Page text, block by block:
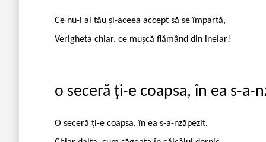
Ce nu-i al tău și-aceea accept să se împartă,
Verigheta chiar, ce mușcă flămând din inelar!
o seceră ți-e coapsa, în ea s-a-
O seceră ți-e coapsa, în ea s-a-nzăpezit,